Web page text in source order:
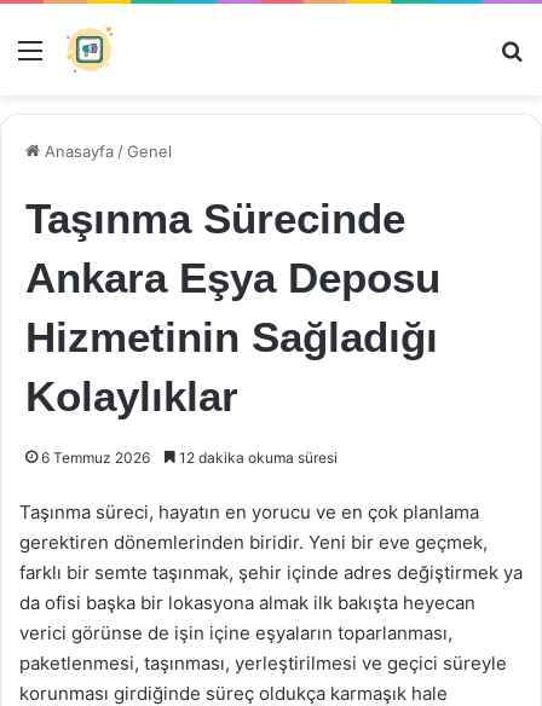
Menü
Anasayfa /Genel
Taşınma Sürecinde
Ankara Eşya Deposu
Hizmetinin Sağladığı
Kolaylıklar
6 Temmuz 2026 12 dakika okuma süresi
Taşınma süreci, hayatın en yorucu ve en çok planlama
gerektiren dönemlerinden biridir. Yeni bir eve geçmek,
farklı bir semte taşınmak, şehir içinde adres değiştirmek ya
da ofisi başka bir lokasyona almak ilk bakışta heyecan
verici görünse de işin içine eşyaların toparlanması,
paketlenmesi, taşınması, yerleştirilmesi ve geçici süreyle
korunması girdiğinde süreç oldukça karmaşık hale